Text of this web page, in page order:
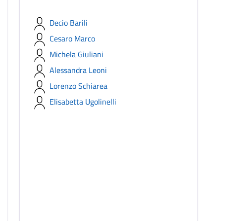
Decio Barili
Cesaro Marco
Michela Giuliani
Alessandra Leoni
Lorenzo Schiarea
Elisabetta Ugolinelli